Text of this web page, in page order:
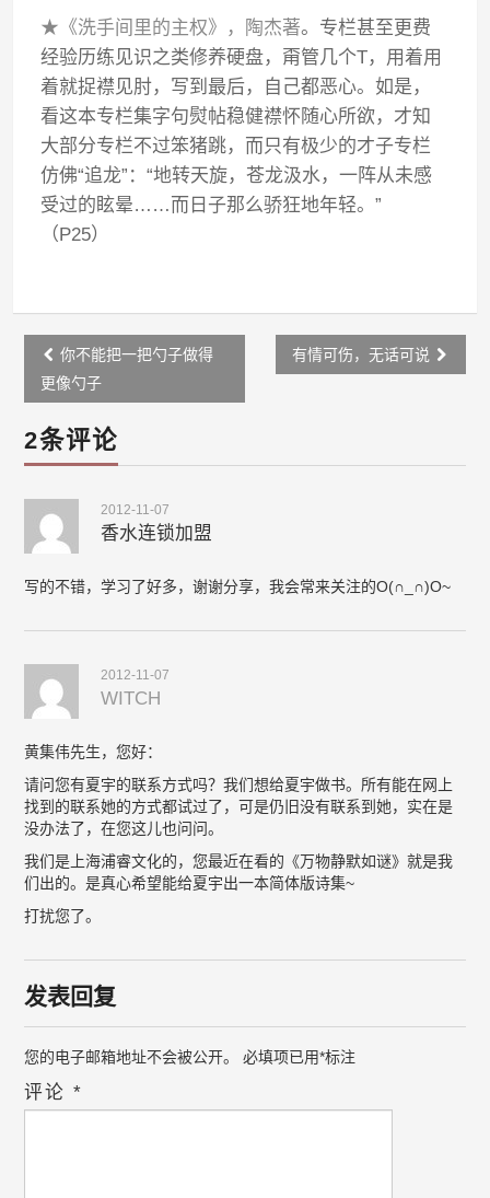
★《洗手间里的主权》，陶杰著。专栏甚至更费
经验历练见识之类修养硬盘，甭管几个T，用着用
着就捉襟见肘，写到最后，自己都恶心。如是，
看这本专栏集字句熨帖稳健襟怀随心所欲，才知
大部分专栏不过笨猪跳，而只有极少的才子专栏
仿佛“追龙”：“地转天旋，苍龙汲水，一阵从未感
受过的眩晕……而日子那么骄狂地年轻。”
（P25）
Post
navigation
你不能把一把勺子做得
更像勺子
有情可伤，无话可说
2条评论
2012-11-07
香水连锁加盟
写的不错，学习了好多，谢谢分享，我会常来关注的O(∩_∩)O~
2012-11-07
WITCH
黄集伟先生，您好：
请问您有夏宇的联系方式吗？我们想给夏宇做书。所有能在网上
找到的联系她的方式都试过了，可是仍旧没有联系到她，实在是
没办法了，在您这儿也问问。
我们是上海浦睿文化的，您最近在看的《万物静默如谜》就是我
们出的。是真心希望能给夏宇出一本简体版诗集~
打扰您了。
发表回复
您的电子邮箱地址不会被公开。 必填项已用*标注
评论*